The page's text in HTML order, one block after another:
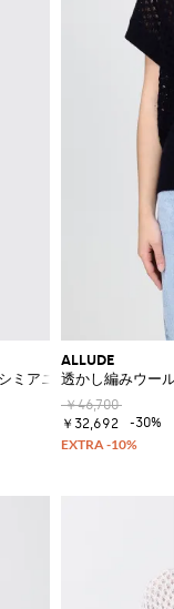
ミアニットポロシャツ
ALLUDE
透かし編みウー
￥46,700
￥32,692
-30%